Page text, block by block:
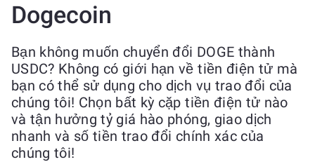
Dogecoin
Bạn không muốn chuyển đổi DOGE thành
USDC? Không có giới hạn về tiền điện tử mà
bạn có thể sử dụng cho dịch vụ trao đổi của
chúng tôi! Chọn bất kỳ cặp tiền điện tử nào
và tận hưởng tỷ giá hào phóng, giao dịch
nhanh và số tiền trao đổi chính xác của
chúng tôi!